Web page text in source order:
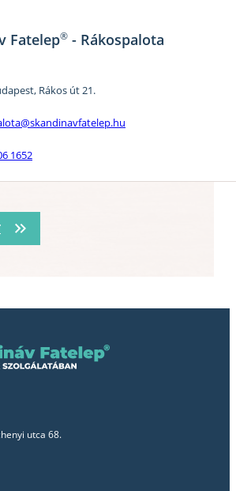
Fatelep® - Rákospalota
Rákos út 21.
1652
utca 68.